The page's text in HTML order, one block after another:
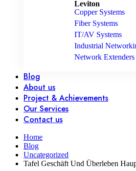
Leviton
Copper Systems
Fiber Systems
IT/AV Systems
Industrial
Network Extenders
Blog
About us
Project & Achievements
Our Services
Contact us
Home
Blog
Uncategorized
Tafel Geschäft Und Überleben